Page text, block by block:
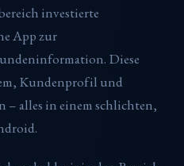
investierte
App zur
Diese
Kundenprofil und
alles in einem schlichten,